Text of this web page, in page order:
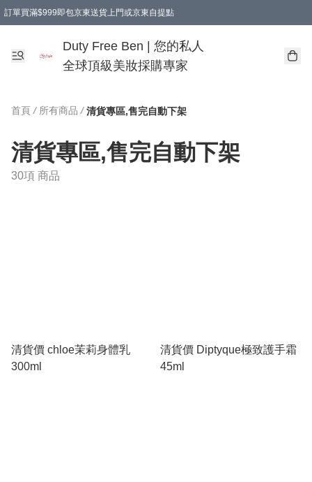
訂單買滿$999即包京東送貨上門或京東自提點
Duty Free Ben | 您的私人
全球頂級美妝採購專家
首頁 / 所有商品 / 清貨專區,售完自動下架
清貨專區,售完自動下架
30項 商品
清貨價 chloe茉莉身體乳
300ml
清貨價 Diptyque極致護手霜
45ml